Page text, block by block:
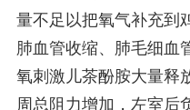
量不足以把氧气补充到
肺血管收缩、肺毛细血
氧刺激儿茶酚胺大量释
周总阻力增加，左室后